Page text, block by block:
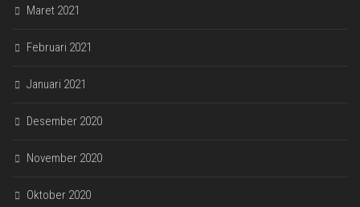
Maret 2021
Februari 2021
Januari 2021
Desember 2020
November 2020
Oktober 2020